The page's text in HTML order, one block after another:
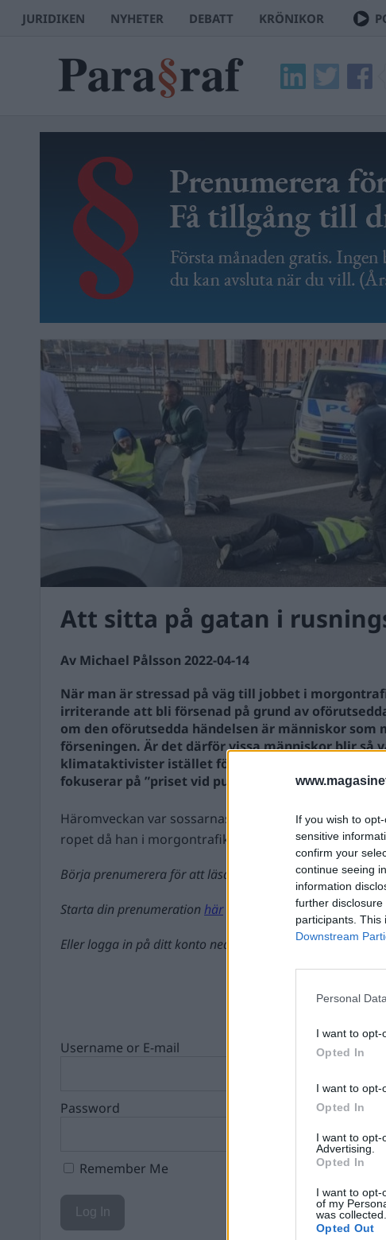
If you wish to
sensitive
confirm your
continue seeing
information
further disclosure
participants. This
Downstream
Personal
I want to opt-
Opted In
I want to opt-
Opted In
I want to opt-
Advertising.
Opted In
I want to opt-
of my
was collected.
Opted Out
JURIDIKEN NYHETER DEBATT KRÖNIKOR
Att sitta på gatan i
Av Michael Pålsson 2022-04-14
När man är stressad på väg till jobbet i
irriterande att bli försenad på grund av
om den oförutsedda händelsen är människor som
förseningen. Är det därför vissa människor blir så
klimataktivister istället för på politiker och media
fokuserar på ”priset vid pumpen” än våra barns
Häromveckan var sossarnas egen bad boy, Jan
ropet då han i morgontrafiken ...
Börja prenumerera för att läsa detta innehåll.
Starta din prenumerationhär
Eller logga in på ditt konto nedan:
Username or E-mail
Password
Remember Me